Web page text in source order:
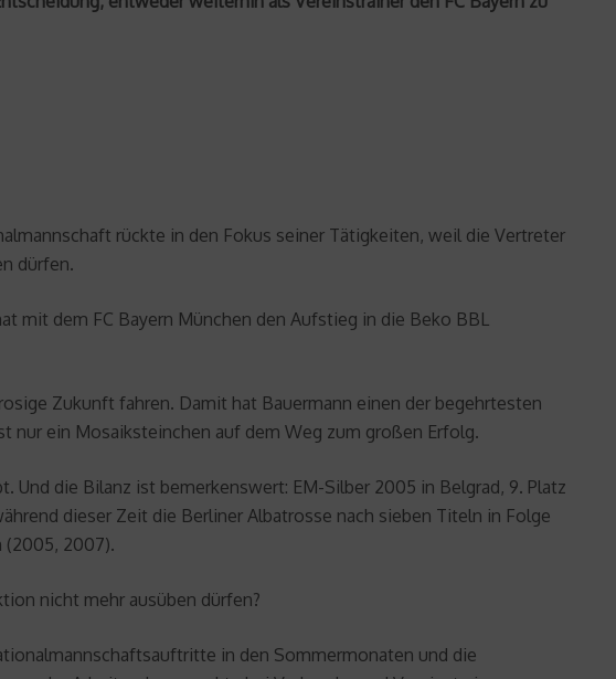
rückte in den Fokus seiner Tätigkeiten, weil die Vertreter
dürfen.
mit dem FC Bayern München den Aufstieg in die Beko BBL
Zukunft fahren. Damit hat Bauermann einen der begehrtesten
nur ein Mosaiksteinchen auf dem Weg zum großen Erfolg.
die Bilanz ist bemerkenswert: EM-Silber 2005 in Belgrad, 9. Platz
dieser Zeit die Berliner Albatrosse nach sieben Titeln in Folge
(2005, 2007).
nicht mehr ausüben dürfen?
in den Sommermonaten und die